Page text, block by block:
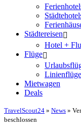
Städtereisen
Hotel +
Flüge
Linienflüge
Mietwagen
Deals
TravelScout24 » News »
beschlossen